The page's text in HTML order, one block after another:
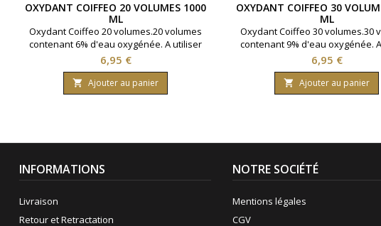
OXYDANT COIFFEO 20 VOLUMES 1000
ML
Oxydant Coiffeo 20 volumes.20 volumes
contenant 6% d'eau oxygénée. A utiliser
avec la coloration cheveux Coiffeo pour
un parfait rendu.Bouteille contenant 1000
ml.
Prix
6,95 €
 Ajouter au panier
OXYDANT COIFFEO 30
ML
Oxydant Coiffeo 30 volumes.30
contenant 9% d'eau oxygénée.
avec la coloration cheveux
un parfait rendu.Bouteille
ml.
Prix
6,95 €
 Ajouter au panier
INFORMATIONS
Livraison
Retour et Retractation
NOTRE SOCIÉTÉ
Mentions légales
CGV